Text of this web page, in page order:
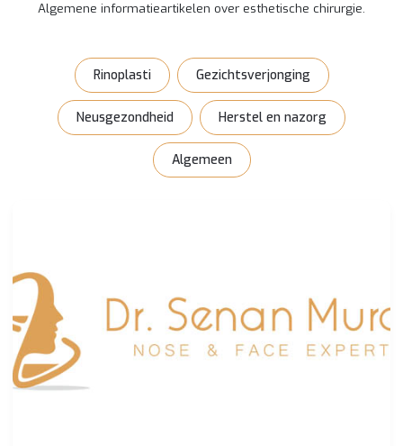
Algemene informatieartikelen over esthetische chirurgie.
Rinoplasti Gezichtsverjonging
Neusgezondheid Herstel en nazorg
Algemeen